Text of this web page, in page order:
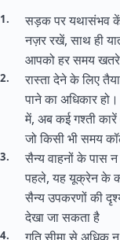
सड़क पर यथासंभव
नज़र रखें, साथ ही
आपको हर समय खतरे
रास्ता देने के लिए
पाने का अधिकार
में, अब कई गश्ती
जो किसी भी समय
सैन्य वाहनों के पास
पहले, यह यूक्रेन के
सैन्य उपकरणों की
देखा जा सकता है